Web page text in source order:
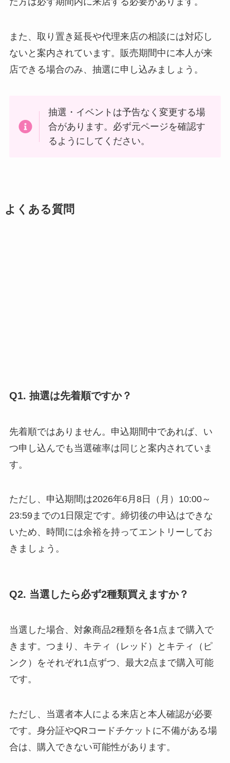
また、取り置き延長や代理来店の相談には対応し
ないと案内されています。販売期間中に本人が来
店できる場合のみ、抽選に申し込みましょう。
抽選・イベントは予告なく変更する場
合があります。必ず元ページを確認す
るようにしてください。
よくある質問
Q1. 抽選は先着順ですか？
先着順ではありません。申込期間中であれば、い
つ申し込んでも当選確率は同じと案内されていま
す。
ただし、申込期間は2026年6月8日（月）10:00～
23:59までの1日限定です。締切後の申込はできな
いため、時間には余裕を持ってエントリーしてお
きましょう。
Q2. 当選したら必ず2種類買えますか？
当選した場合、対象商品2種類を各1点まで購入で
きます。つまり、キティ（レッド）とキティ（ピ
ンク）をそれぞれ1点ずつ、最大2点まで購入可能
です。
ただし、当選者本人による来店と本人確認が必要
です。身分証やQRコードチケットに不備がある場
合は、購入できない可能性があります。